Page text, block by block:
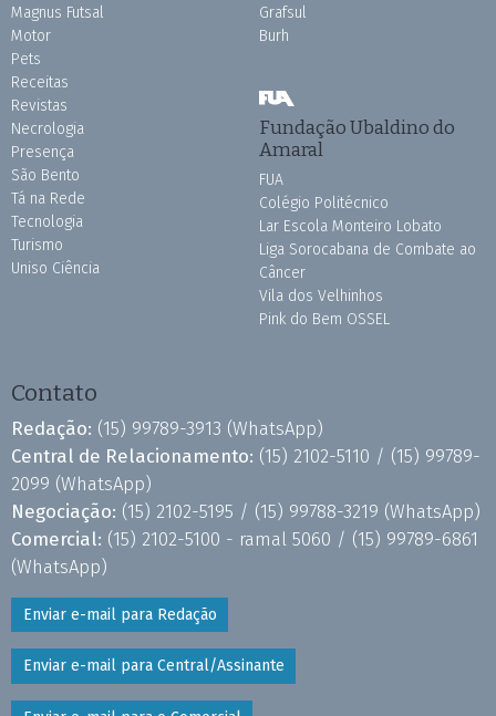
Magnus Futsal
Motor
Pets
Receitas
Revistas
Necrologia
Presença
São Bento
Tá na Rede
Tecnologia
Turismo
Uniso Ciência
Grafsul
Burh
Fundação Ubaldino do
Amaral
FUA
Colégio Politécnico
Lar Escola Monteiro Lobato
Liga Sorocabana de Combate ao
Câncer
Vila dos Velhinhos
Pink do Bem OSSEL
Contato
Redação: (15) 99789-3913 (WhatsApp)
Central de Relacionamento: (15) 2102-5110 / (15) 99789-
2099 (WhatsApp)
Negociação: (15) 2102-5195 / (15) 99788-3219 (WhatsApp)
Comercial: (15) 2102-5100 - ramal 5060 / (15) 99789-6861
(WhatsApp)
Enviar e-mail para Redação
Enviar e-mail para Central/Assinante